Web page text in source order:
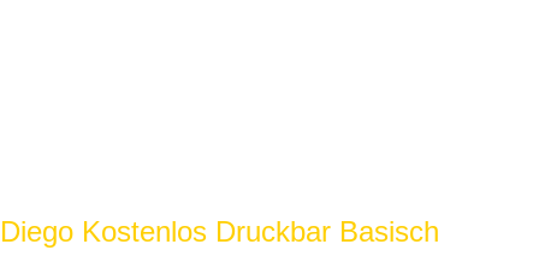
Diego Kostenlos Druckbar Basisch